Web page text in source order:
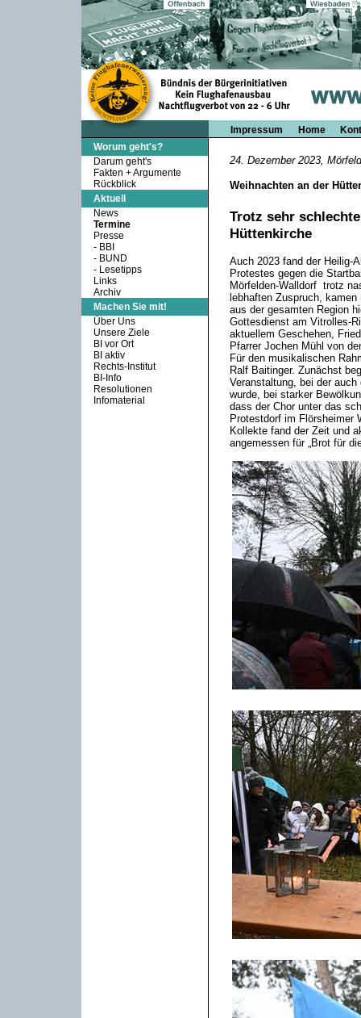
Impressum Home
Worum geht's?
Darum geht's
Fakten + Argumente
Rückblick
Aktuell
News
Termine
Presse
- BBI
- BUND
- Lesetipps
Links
Archiv
Machen Sie mit!
Über Uns
Unsere Ziele
BI vor Ort
BI aktiv
Rechts-Institut
BI-Info
Resolutionen
Infomaterial
24. Dezember 2023,
Weihnachten an der
Trotz sehr
Hüttenkirche
Auch 2023 fand der Heilig-
Protestes gegen die
Mörfelden-Walldorf trotz
lebhaften Zuspruch,
aus der gesamten Region
Gottesdienst am Vitrolles-
aktuellem Geschehen,
Pfarrer Jochen Mühl von
Für den musikalischen
Ralf Baitinger. Zunächst
Veranstaltung, bei der
wurde, bei starker
dass der Chor unter das
Protestdorf im Flörsheimer
Kollekte fand der Zeit und
angemessen für „Brot für